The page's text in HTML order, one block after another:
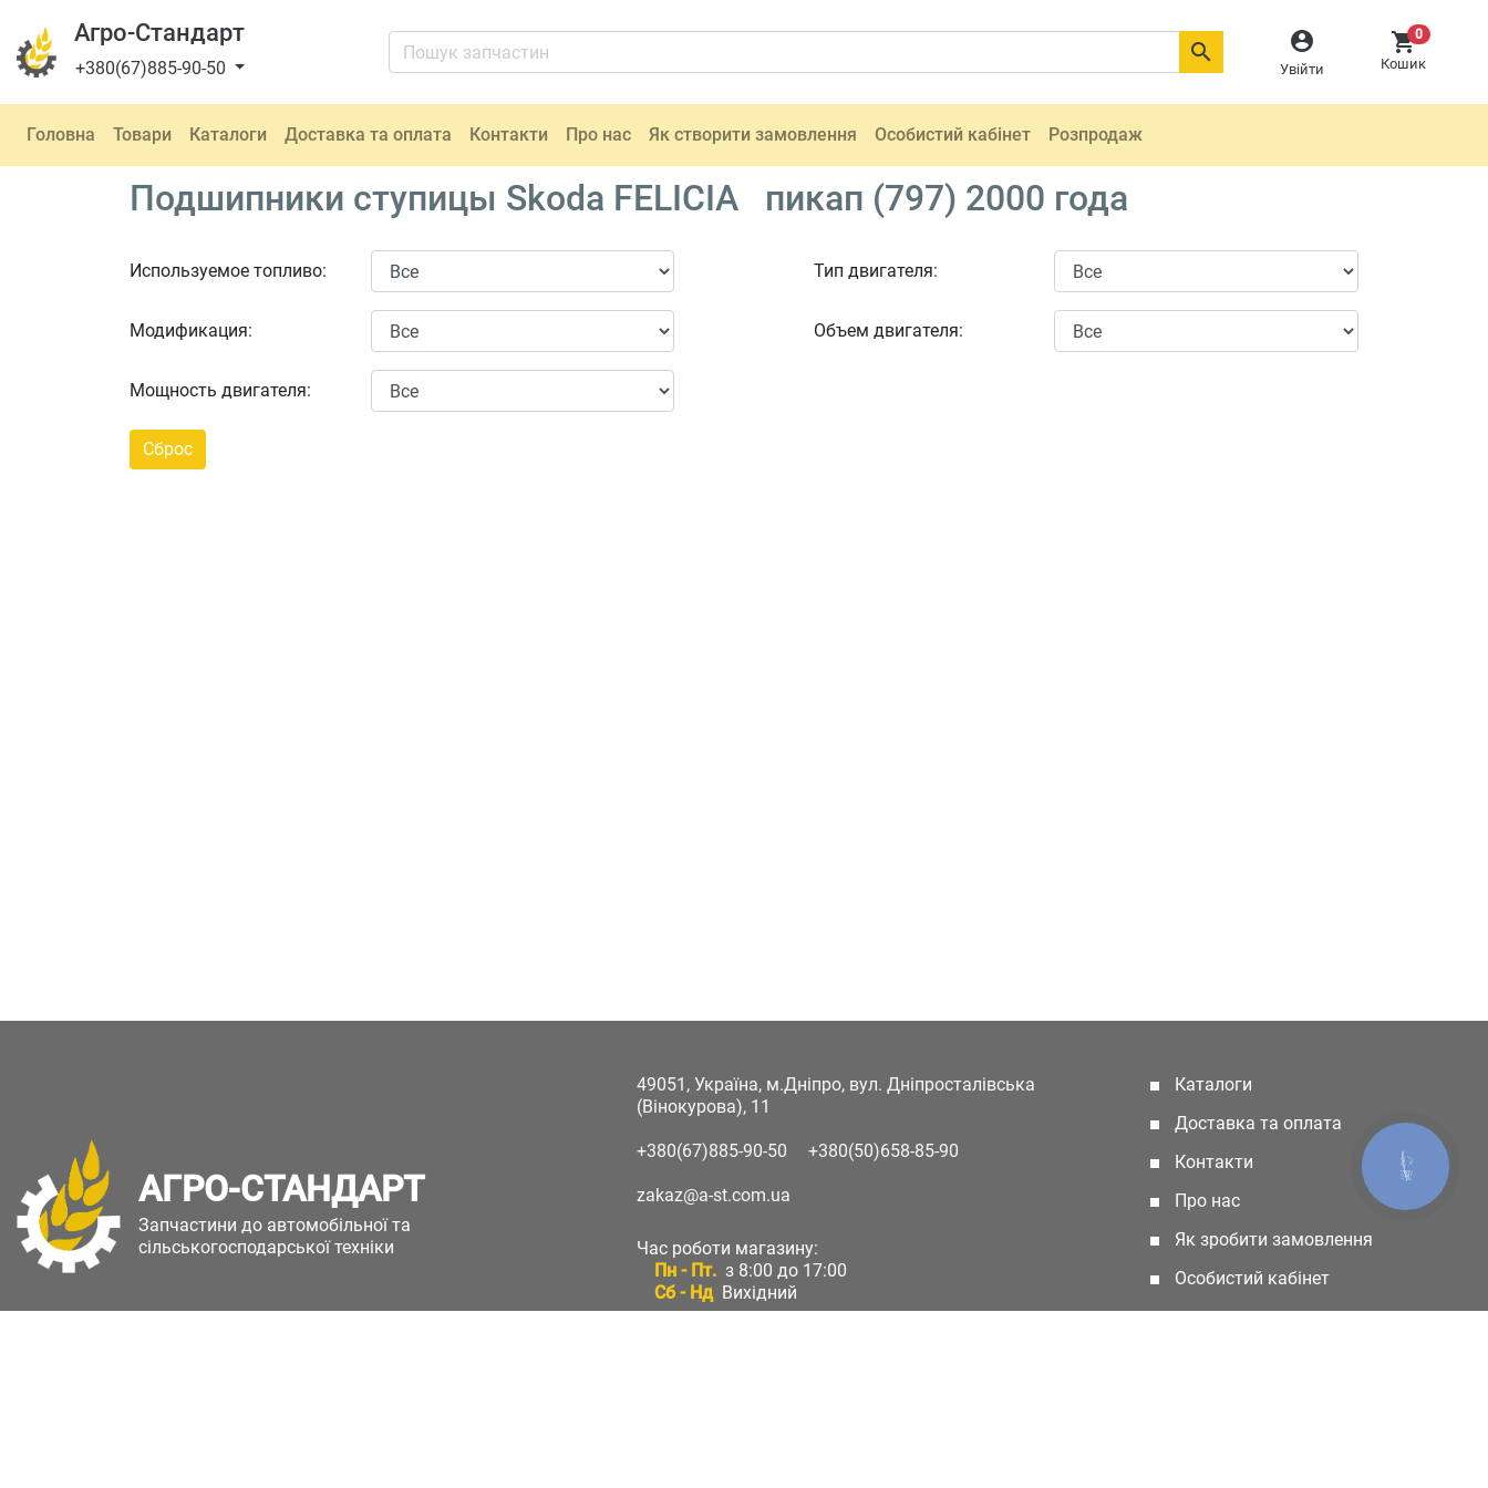
Агро-Стандарт
+380(67)885-90-50

Увійти
0
Кошик

Головна Товари Каталоги Доставка та оплата Контакти Про нас Як створити замовлення Особистий кабінет Розпродаж
Подшипники ступицы Skoda FELICIA пикап (797) 2000 года
Используемое топливо:
Модификация:
Мощность двигателя:
Тип двигателя:
Объем двигателя:
АГРО-СТАНДАРТ
Запчастини до автомобільної та
сільськогосподарської техніки
49051, Україна, м.Дніпро, вул. Дніпросталівська
(Вінокурова), 11
+380(67)885-90-50 +380(50)658-85-90
zakaz@a-st.com.ua
Час роботи магазину:
Пн - Пт. з 8:00 до 17:00
Сб - Нд Вихідний
Каталоги
Доставка та оплата
Контакти
Про нас
Як зробити замовлення
Особистий кабінет
КНОПКА
ЗВ'ЯЗКУ